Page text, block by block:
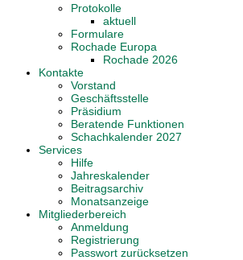
Protokolle
aktuell
Formulare
Rochade Europa
Rochade 2026
Kontakte
Vorstand
Geschäftsstelle
Präsidium
Beratende Funktionen
Schachkalender 2027
Services
Hilfe
Jahreskalender
Beitragsarchiv
Monatsanzeige
Mitgliederbereich
Anmeldung
Registrierung
Passwort zurücksetzen